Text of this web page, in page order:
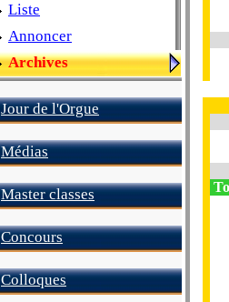
Liste
Annoncer
Archives
Jour de l'Orgue
Médias
Master classes
Concours
Colloques